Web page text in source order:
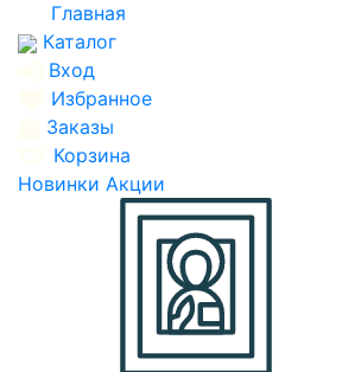
Главная
Каталог
Вход
Избранное
Заказы
Корзина
Новинки Акции